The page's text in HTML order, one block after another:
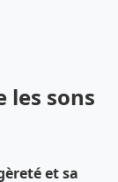
les sons
et sa